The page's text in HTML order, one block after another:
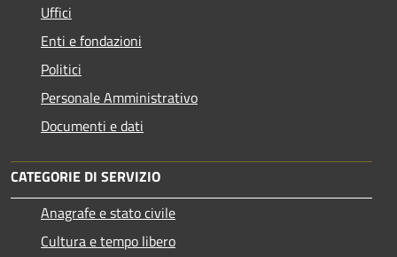
Uffici
Enti e fondazioni
Politici
Personale Amministrativo
Documenti e dati
CATEGORIE DI SERVIZIO
Anagrafe e stato civile
Cultura e tempo libero